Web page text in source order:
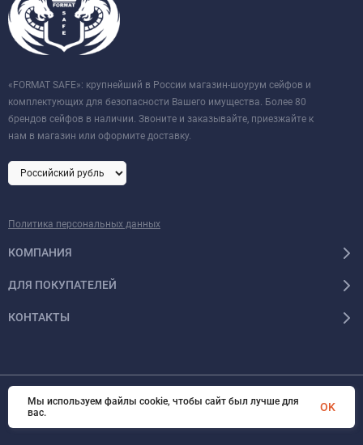
«FORMAT SAFE»: крупнейший в России магазин-шоурум сейфов и
комплектующих для безопасности Вашего имущества. Более 80
брендов сейфов в наличии. Звоните и заказывайте, приезжайте к
нам в магазин или оформите доставку.
Политика персональных данных
КОМПАНИЯ
ДЛЯ ПОКУПАТЕЛЕЙ
КОНТАКТЫ
© 2026 Format-safe.ru Все права защищены
Мы используем файлы cookie, чтобы сайт был лучше для
вас.
OK